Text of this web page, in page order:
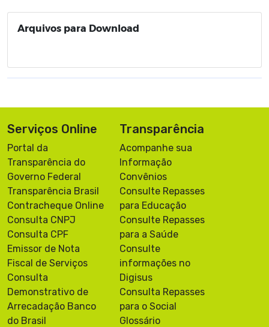
Arquivos para Download
Serviços Online
Portal da
Transparência do
Governo Federal
Transparência Brasil
Contracheque Online
Consulta CNPJ
Consulta CPF
Emissor de Nota
Fiscal de Serviços
Consulta
Demonstrativo de
Arrecadação Banco
do Brasil
Transparência
Acompanhe sua
Informação
Convênios
Consulte Repasses
para Educação
Consulte Repasses
para a Saúde
Consulte
informações no
Digisus
Consulta Repasses
para o Social
Glossário